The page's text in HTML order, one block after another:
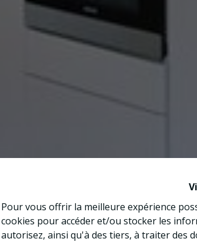
Pour vous offrir la meilleure expérience
cookies pour accéder et/ou stocker les
autorisez, ainsi qu'à des tiers, à traiter des